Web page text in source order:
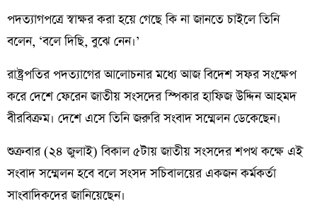
পদত্যাগপত্রে স্বাক্ষর করা হয়ে গেছে কি না জানতে চাইলে তিনি
বলেন, ‘বলে দিছি, বুঝে নেন।’
রাষ্ট্রপতির পদত্যাগের আলোচনার মধ্যে আজ বিদেশ সফর সংক্ষেপ
করে দেশে ফেরেন জাতীয় সংসদের স্পিকার হাফিজ উদ্দিন আহমদ
বীরবিক্রম। দেশে এসে তিনি জরুরি সংবাদ সম্মেলন ডেকেছেন।
শুক্রবার (২৪ জুলাই) বিকাল ৫টায় জাতীয় সংসদের শপথ কক্ষে এই
সংবাদ সম্মেলন হবে বলে সংসদ সচিবালয়ের একজন কর্মকর্তা
সাংবাদিকদের জানিয়েছেন।